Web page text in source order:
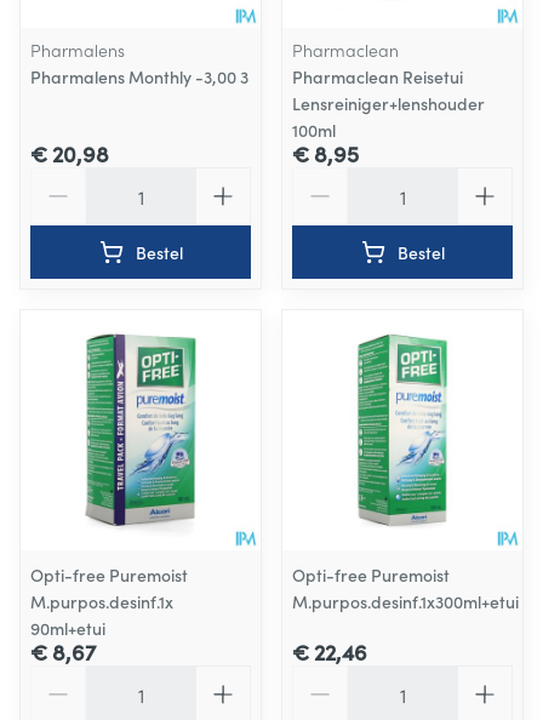
Pharmalens
Pharmalens Monthly -3,00 3
€ 20,98
Bestel
Pharmaclean
Pharmaclean Reisetui
Lensreiniger+lenshouder
100ml
€ 8,95
Bestel
Opti-free Puremoist
M.purpos.desinf.1x
90ml+etui
€ 8,67
Opti-free Puremoist
M.purpos.desinf.1x300ml+etui
€ 22,46